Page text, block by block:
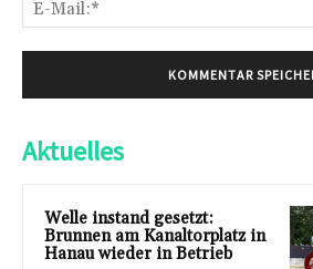
Aktuelles
Welle instand gesetzt:
Brunnen am Kanaltorplatz in
Hanau wieder in Betrieb